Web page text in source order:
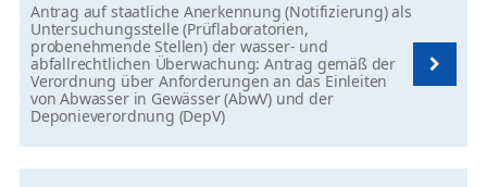
Antrag auf staatliche Anerkennung (Notifizierung) als
Untersuchungsstelle (Prüflaboratorien,
probenehmende Stellen) der wasser- und
abfallrechtlichen Überwachung: Antrag gemäß der
Verordnung über Anforderungen an das Einleiten
von Abwasser in Gewässer (AbwV) und der
Deponieverordnung (DepV)